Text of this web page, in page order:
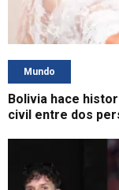
Mundo
Bolivia hace
civil entre dos